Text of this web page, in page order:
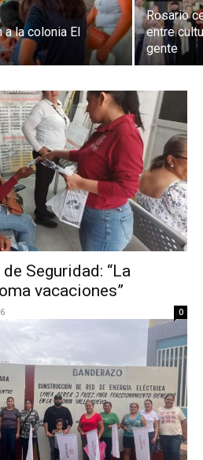
a la colonia El
Rosario
entre
gente
Seguridad: “La
vacaciones”
0